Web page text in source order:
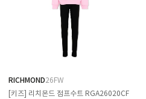
RICHMOND26FW
[키즈] 리치몬드 점프수트 RGA26020CF